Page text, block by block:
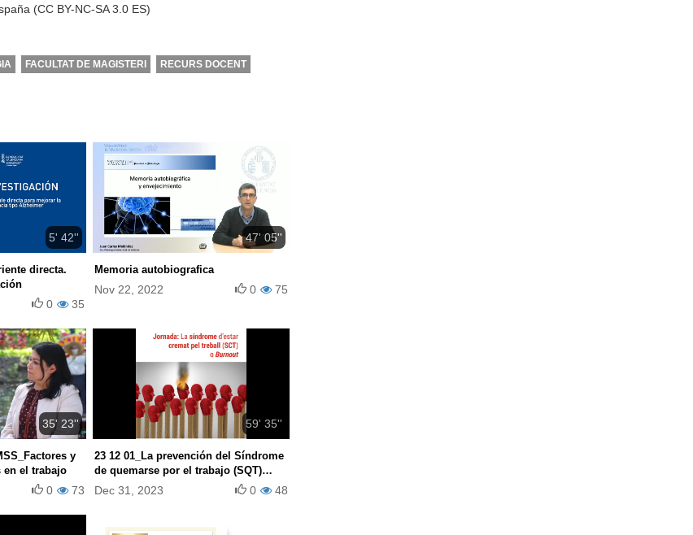
(CC BY-NC-SA 3.0 ES)
FACULTAT DE MAGISTERI RECURS DOCENT
5' 42''
directa.
35
0
47' 05''
Memoria autobiografica
Nov 22, 2022 75
0
35' 23''
y
el trabajo
73
0
59' 35''
23 12 01_La prevención del Síndrome
de quemarse por el trabajo (SQT)
(burnout): detección, evaluación e
intervención
Dec 31, 2023 48
0